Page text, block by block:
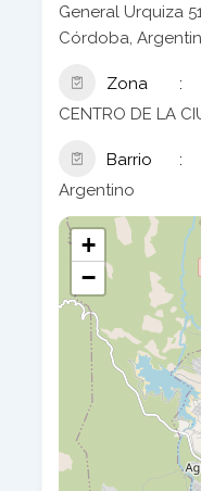
General Urquiza
Córdoba,
Zona
CENTRO DE LA
Barrio
Argentino
+
−